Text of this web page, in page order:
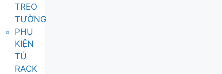
TREO
TƯỜNG
PHỤ
KIỆN
TỦ
RACK